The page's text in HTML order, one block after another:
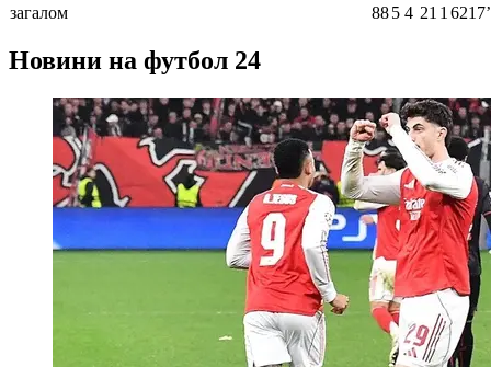
загалом 885 4 21 1 6217ʼ
Новини на футбол 24